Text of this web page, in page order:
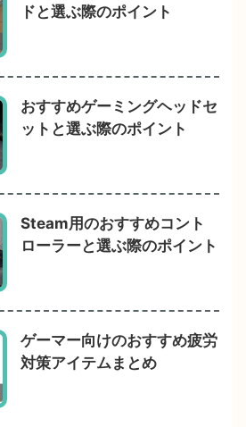
ドと選ぶ際のポイント
おすすめゲーミングヘッドセ
ットと選ぶ際のポイント
Steam用のおすすめコント
ローラーと選ぶ際のポイント
ゲーマー向けのおすすめ疲労
対策アイテムまとめ